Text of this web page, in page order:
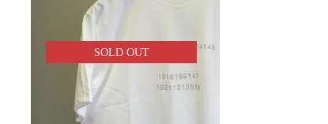
SOLD OUT